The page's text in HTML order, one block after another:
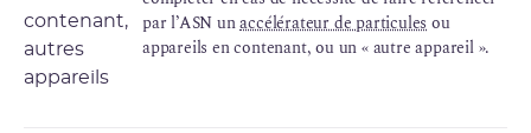
par l’ASN unaccélérateur de particulesou
appareils en contenant, ou un « autre appareil ».